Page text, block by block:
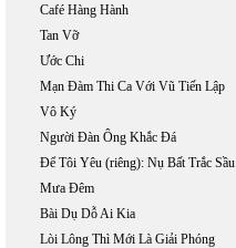
Café Hàng Hành
Tan Vỡ
Ước Chi
Mạn Đàm Thi Ca Với Vũ Tiến Lập
Vô Ký
Người Đàn Ông Khắc Đá
Để Tôi Yêu (riêng): Nụ Bất Trắc Sầu
Mưa Đêm
Bài Dụ Dỗ Ai Kia
Lòi Lông Thì Mới Là Giải Phóng